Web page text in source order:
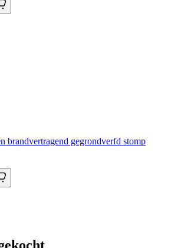
brandvertragend gegrondverfd stomp